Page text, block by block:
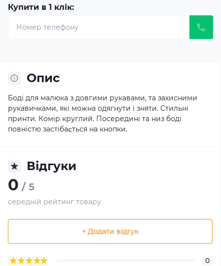
Купити в 1 клік:
Опис
Боді для малюка з довгими рукавами, та захисними
рукавичками, які можна одягнути і зняти. Стильні
принти. Комір круглий. Посередині та низ боді
повністю застібається на кнопки.
Відгуки
0 / 5
середній рейтинг товару
+ Додати відгук
0